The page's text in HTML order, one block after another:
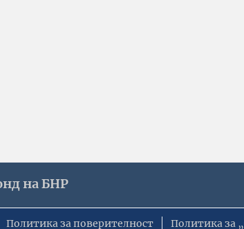
на БНР
Политика за поверителност Политика за